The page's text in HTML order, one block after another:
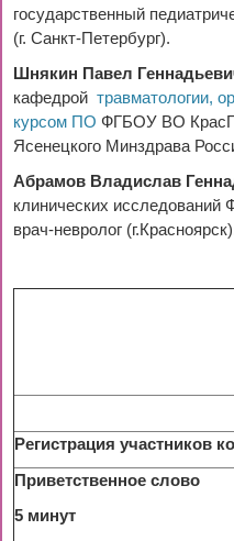
государственный
(г. Санкт-Петербург).
Шнякин Павел
кафедрой травматологии,
курсом ПО ФГБОУ ВО
Ясенецкого Минздрава
Абрамов Владислав
клинических
врач-невролог
Регистрация участников
Приветственное слово
5 минут